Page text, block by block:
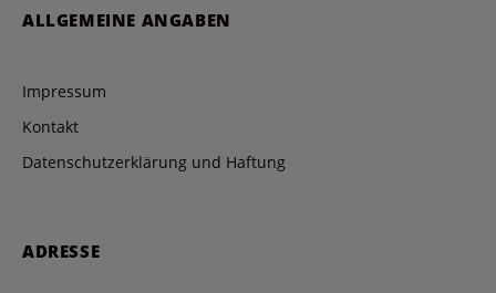
ALLGEMEINE ANGABEN
Impressum
Kontakt
Datenschutzerklärung und Haftung
ADRESSE